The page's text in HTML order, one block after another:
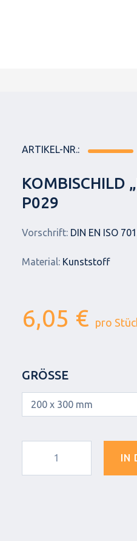
ARTIKEL-NR.:
KOMBISCHILD
P029
Vorschrift: DIN EN ISO
Material: Kunststoff
6,05 € pro
GRÖSSE
IN